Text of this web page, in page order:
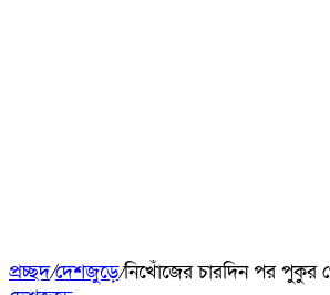
প্রচ্ছদ/দেশজুড়ে/নিখোঁজের চারদিন পর পুকুর